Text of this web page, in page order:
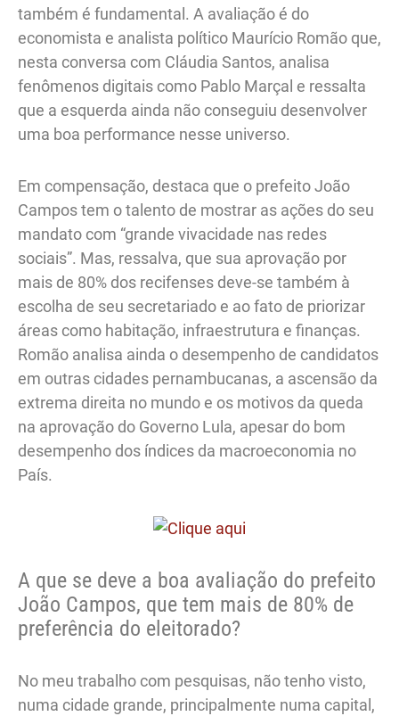
também é fundamental. A avaliação é do
economista e analista político Maurício Romão que,
nesta conversa com Cláudia Santos, analisa
fenômenos digitais como Pablo Marçal e ressalta
que a esquerda ainda não conseguiu desenvolver
uma boa performance nesse universo.
Em compensação, destaca que o prefeito João
Campos tem o talento de mostrar as ações do seu
mandato com “grande vivacidade nas redes
sociais”. Mas, ressalva, que sua aprovação por
mais de 80% dos recifenses deve-se também à
escolha de seu secretariado e ao fato de priorizar
áreas como habitação, infraestrutura e finanças.
Romão analisa ainda o desempenho de candidatos
em outras cidades pernambucanas, a ascensão da
extrema direita no mundo e os motivos da queda
na aprovação do Governo Lula, apesar do bom
desempenho dos índices da macroeconomia no
País.
A que se deve a boa avaliação do prefeito
João Campos, que tem mais de 80% de
preferência do eleitorado?
No meu trabalho com pesquisas, não tenho visto,
numa cidade grande, principalmente numa capital,